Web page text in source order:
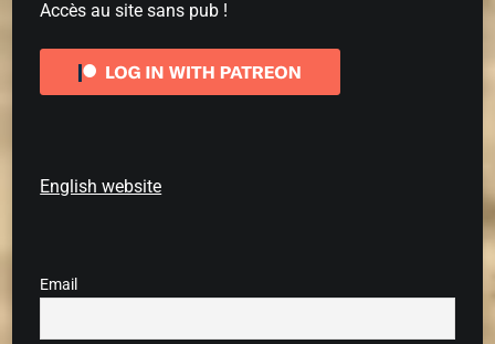
Accès au site sans pub !
English website
Email